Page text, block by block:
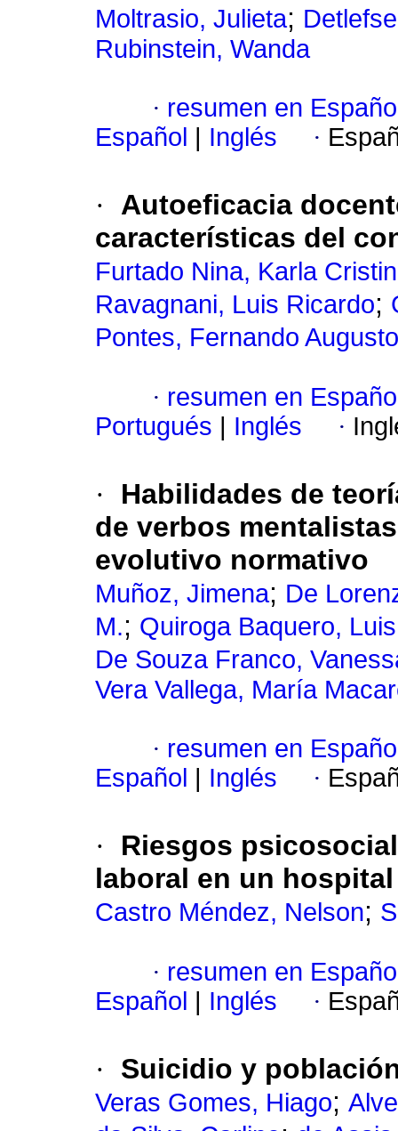
Moltrasio, Julieta;
Rubinstein, Wanda
· resumen en
Español
Inglés ·
·
Autoeficacia
características del
Furtado Nina, Karla
Ravagnani, Luis Ricardo;
Pontes, Fernando Augusto
· resumen en
Portugués
Inglés ·
·
Habilidades de
de verbos
evolutivo normativo
Muñoz, Jimena; De
M.; Quiroga Baquero,
De Souza Franco,
Vera Vallega, María
· resumen en
Español
Inglés ·
·
Riesgos
laboral en un hospital
Castro Méndez, Nelson;
· resumen en
Español
Inglés ·
· Suicidio y
Veras Gomes, Hiago;